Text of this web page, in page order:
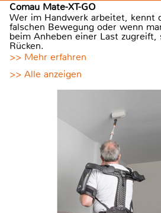
Comau Mate-XT-GO
Wer im Handwerk arbeitet, kennt
falschen Bewegung oder wenn
beim Anheben einer Last zugreift,
Rücken.
>> Mehr erfahren
>> Alle anzeigen